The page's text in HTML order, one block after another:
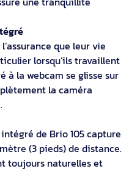
que leur vie
lorsqu’ils travaillent
à la webcam se glisse sur
la caméra
de Brio 105 capture
(3 pieds) de distance.
toujours naturelles et